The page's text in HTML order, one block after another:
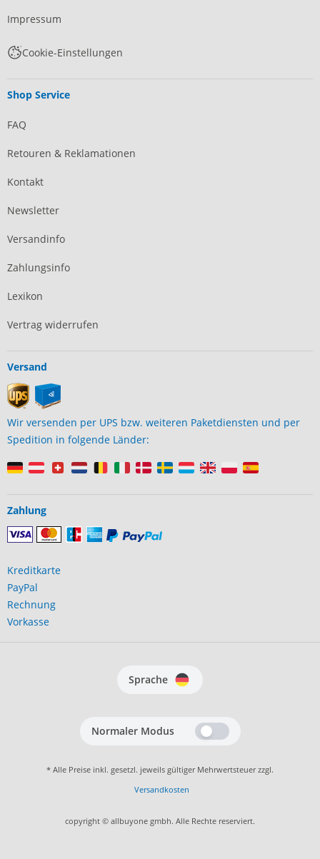
Impressum
Cookie-Einstellungen
Shop Service
FAQ
Retouren & Reklamationen
Kontakt
Newsletter
Versandinfo
Zahlungsinfo
Lexikon
Vertrag widerrufen
Versand
Wir versenden per UPS bzw. weiteren Paketdiensten und per
Spedition in folgende Länder:
Zahlung
Kreditkarte
PayPal
Rechnung
Vorkasse
Sprache
Normaler Modus
* Alle Preise inkl. gesetzl. jeweils gültiger Mehrwertsteuer zzgl.
Versandkosten
copyright © allbuyone gmbh. Alle Rechte reserviert.